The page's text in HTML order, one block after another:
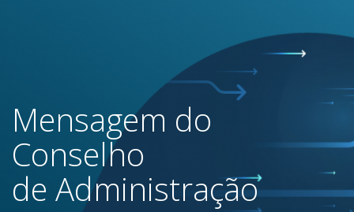
Mensagem do
Conselho
de Administração